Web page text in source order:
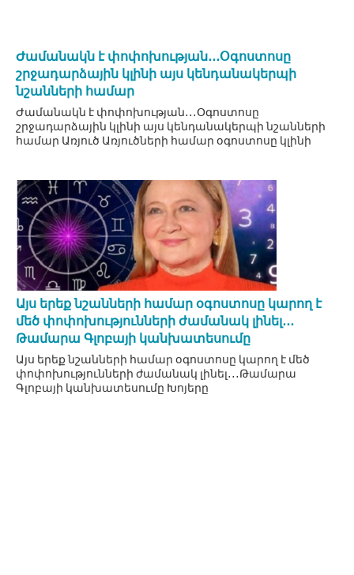
Ժամանակն է փոփոխության․․․Օգոստոսը
շրջադարձային կլինի այս կենդանակերպի
նշանների համար
Ժամանակն է փոփոխության․․․Օգոստոսը
շրջադարձային կլինի այս կենդանակերպի նշանների
համար Առյուծ Առյուծների համար օգոստոսը կլինի
Այս երեք նշանների համար օգոստոսը կարող է
մեծ փոփոխությունների ժամանակ լինել․․․
Թամարա Գլոբայի կանխատեսումը
Այս երեք նշանների համար օգոստոսը կարող է մեծ
փոփոխությունների ժամանակ լինել․․․Թամարա
Գլոբայի կանխատեսումը Խոյերը